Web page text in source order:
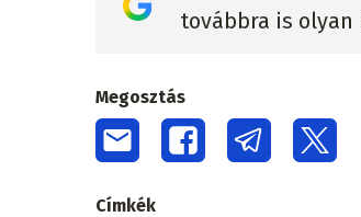
továbbra is
Megosztás
Címkék